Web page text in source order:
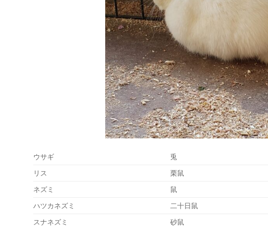
ウサギ 兎
リス 栗鼠
ネズミ 鼠
ハツカネズミ 二十日鼠
スナネズミ 砂鼠